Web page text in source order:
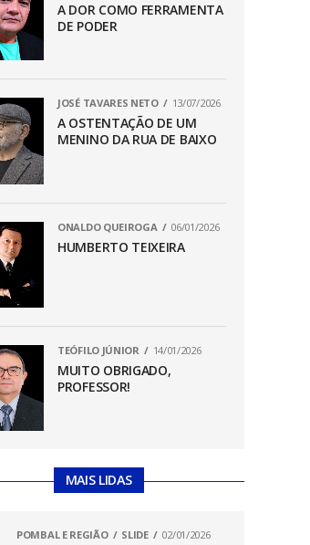
A DOR COMO FERRAMENTA
DE PODER
JOSÉ TAVARES NETO 13/07/2026
A OSTENTAÇÃO DE UM
MENINO DA RUA DE BAIXO
ONALDO QUEIROGA 06/01/2026
HUMBERTO TEIXEIRA
TEÓFILO JÚNIOR 14/01/2026
MUITO OBRIGADO,
PROFESSOR!
MAIS LIDAS
POMBAL E REGIÃO SLIDE 02/01/2026